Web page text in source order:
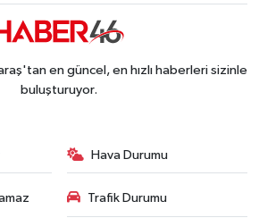
en güncel, en hızlı haberleri sizinle
buluşturuyor.
Hava Durumu
Trafik Durumu